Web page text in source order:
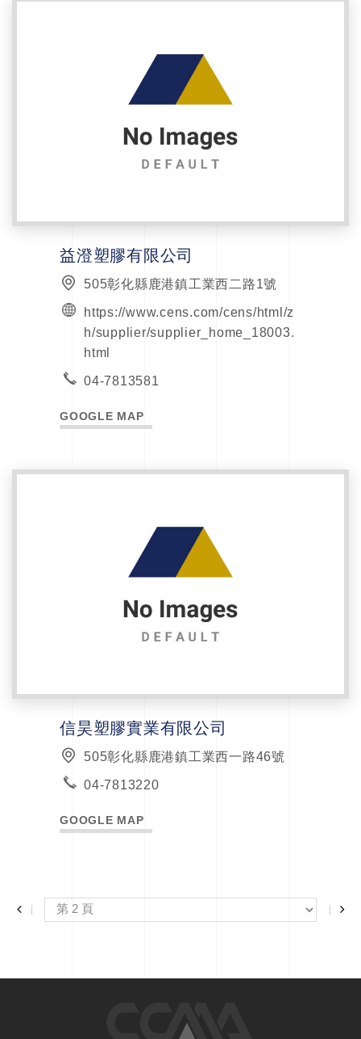
益澄塑膠有限公司
505彰化縣鹿港鎮工業西二路1號
https://www.cens.com/cens/html/z
h/supplier/supplier_home_18003.
html
04-7813581
GOOGLE MAP
信昊塑膠實業有限公司
505彰化縣鹿港鎮工業西一路46號
04-7813220
GOOGLE MAP